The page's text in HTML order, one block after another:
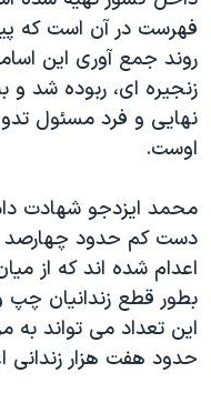
فهرست در آن است که
روند جمع آوری این
زنجیره ای، ربوده شد و
نهایی و فرد مسئول
اوست.
محمد ایزدجو شهادت
دست کم حدود چهارصد
اعدام شده اند که از
بطور قطع زندانیان
این تعداد می تواند به
حدود هفت هزار زندانی